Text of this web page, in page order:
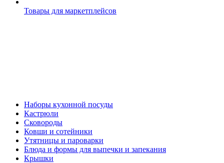
Товары для маркетплейсов
Наборы кухонной посуды
Кастрюли
Сковороды
Ковши и сотейники
Утятницы и пароварки
Блюда и формы для выпечки и запекания
Крышки